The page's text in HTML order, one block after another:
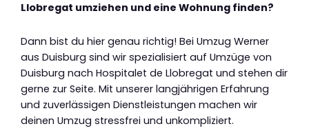
Llobregat umziehen und eine Wohnung finden?
Dann bist du hier genau richtig! Bei Umzug Werner
aus Duisburg sind wir spezialisiert auf Umzüge von
Duisburg nach Hospitalet de Llobregat und stehen dir
gerne zur Seite. Mit unserer langjährigen Erfahrung
und zuverlässigen Dienstleistungen machen wir
deinen Umzug stressfrei und unkompliziert.